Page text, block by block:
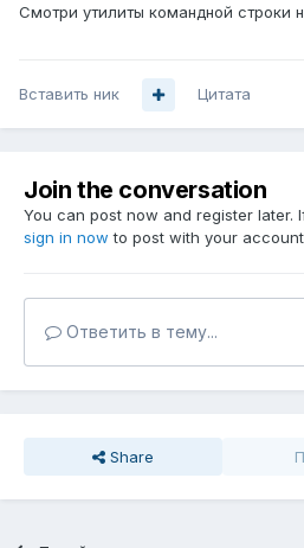
Смотри утилиты командной строки
Вставить ник Цитата
Join the conversation
You can post now and register later.
sign in now to post with your
Ответить в тему...
Share